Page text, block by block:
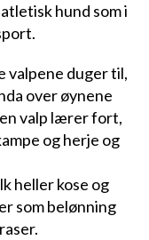
hund som i
valpene duger til,
over øynene
valp lærer fort,
og herje og
heller kose og
som belønning